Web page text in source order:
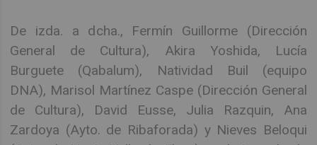
De izda. a dcha., Fermín Guillorme (Dirección
General de Cultura), Akira Yoshida, Lucía
Burguete (Qabalum), Natividad Buil (equipo
DNA), Marisol Martínez Caspe (Dirección General
de Cultura), David Eusse, Julia Razquin, Ana
Zardoya (Ayto. de Ribaforada) y Nieves Beloqui